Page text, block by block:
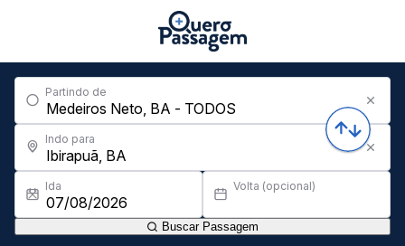
Partindo de
Indo para
Ida Volta (opcional)
Buscar Passagem